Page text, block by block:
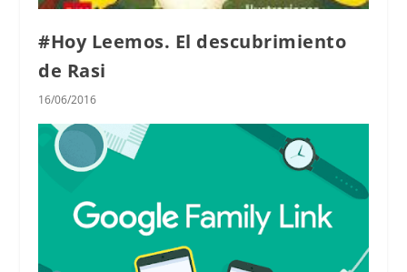
#Hoy Leemos. El descubrimiento
de Rasi
16/06/2016